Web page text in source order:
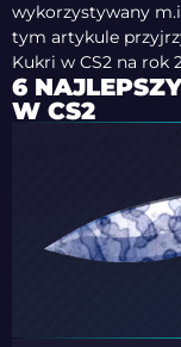
wykorzystywany
tym artykule
Kukri w CS2 na rok
6
W CS2